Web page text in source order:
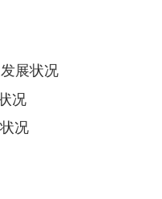
展状况
况
况